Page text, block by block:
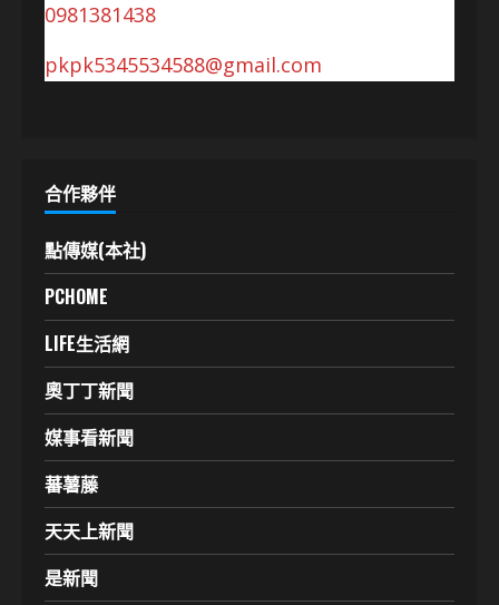
0981381438
pkpk5345534588@gmail.com
合作夥伴
點傳媒(本社)
PCHOME
LIFE生活網
奧丁丁新聞
媒事看新聞
蕃薯藤
天天上新聞
是新聞